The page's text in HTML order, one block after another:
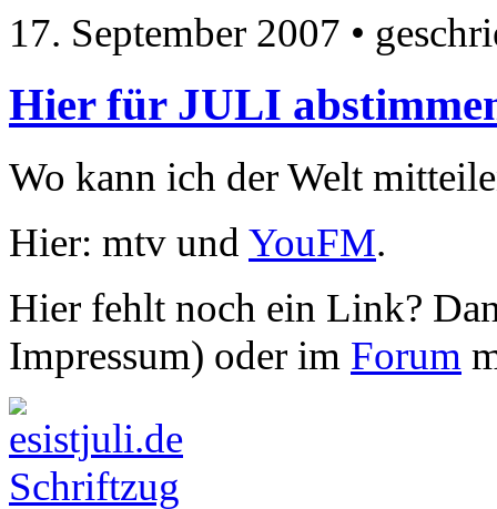
17. September 2007 •
Hier für JULI
Wo kann ich der Welt
Hier: mtv und YouFM.
Hier fehlt noch ein Link?
Impressum) oder im Forum